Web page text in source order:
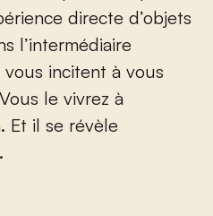
directe d’objets
l’intermédiaire
vous incitent à vous
le vivrez à
Et il se révèle